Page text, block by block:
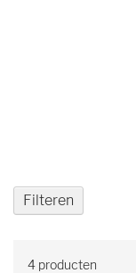
4 producten
Filteren